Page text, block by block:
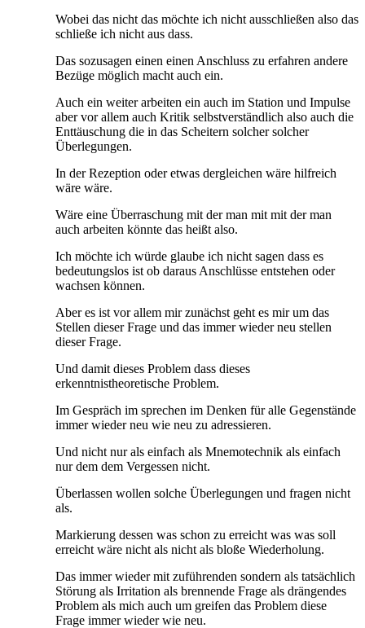
Wobei das nicht das möchte ich nicht ausschließen also das
schließe ich nicht aus dass.
Das sozusagen einen einen Anschluss zu erfahren andere
Bezüge möglich macht auch ein.
Auch ein weiter arbeiten ein auch im Station und Impulse
aber vor allem auch Kritik selbstverständlich also auch die
Enttäuschung die in das Scheitern solcher solcher
Überlegungen.
In der Rezeption oder etwas dergleichen wäre hilfreich
wäre wäre.
Wäre eine Überraschung mit der man mit mit der man
auch arbeiten könnte das heißt also.
Ich möchte ich würde glaube ich nicht sagen dass es
bedeutungslos ist ob daraus Anschlüsse entstehen oder
wachsen können.
Aber es ist vor allem mir zunächst geht es mir um das
Stellen dieser Frage und das immer wieder neu stellen
dieser Frage.
Und damit dieses Problem dass dieses
erkenntnistheoretische Problem.
Im Gespräch im sprechen im Denken für alle Gegenstände
immer wieder neu wie neu zu adressieren.
Und nicht nur als einfach als Mnemotechnik als einfach
nur dem dem Vergessen nicht.
Überlassen wollen solche Überlegungen und fragen nicht
als.
Markierung dessen was schon zu erreicht was was soll
erreicht wäre nicht als nicht als bloße Wiederholung.
Das immer wieder mit zuführenden sondern als tatsächlich
Störung als Irritation als brennende Frage als drängendes
Problem als mich auch um greifen das Problem diese
Frage immer wieder wie neu.